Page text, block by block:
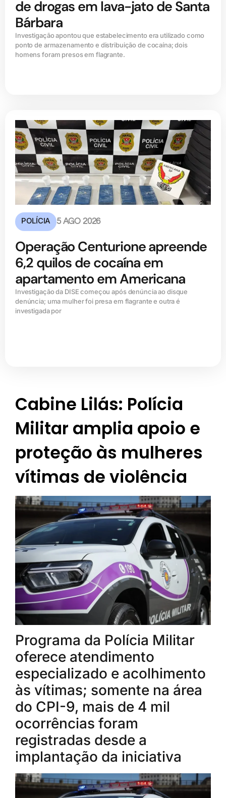
de drogas em lava-jato de Santa
Bárbara
Investigação apontou que estabelecimento era utilizado como
ponto de armazenamento e distribuição de cocaína; dois
homens foram presos em flagrante.
POLÍCIA 5 AGO 2026
Operação Centurione apreende
6,2 quilos de cocaína em
apartamento em Americana
Investigação da DISE começou após denúncia ao disque
denúncia; uma mulher foi presa em flagrante e outra é
investigada por
Cabine Lilás: Polícia
Militar amplia apoio e
proteção às mulheres
vítimas de violência
Programa da Polícia Militar
oferece atendimento
especializado e acolhimento
às vítimas; somente na área
do CPI-9, mais de 4 mil
ocorrências foram
registradas desde a
implantação da iniciativa